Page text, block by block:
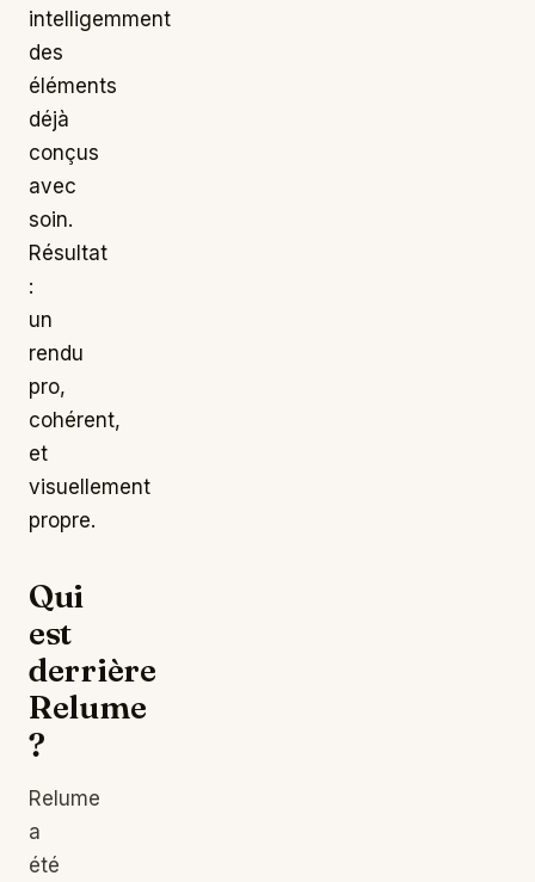
intelligemment
des
éléments
déjà
conçus
avec
soin.
Résultat
:
un
rendu
pro,
cohérent,
et
visuellement
propre.
Qui
est
derrière
Relume
?
Relume
a
été